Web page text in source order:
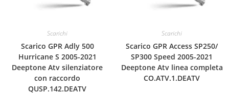
Scarichi
Scarico GPR Adly 500
Hurricane S 2005-2021
Deeptone Atv silenziatore
con raccordo
QUSP.142.DEATV
Scarichi
Scarico GPR Access SP250/
SP300 Speed 2005-2021
Deeptone Atv linea completa
CO.ATV.1.DEATV